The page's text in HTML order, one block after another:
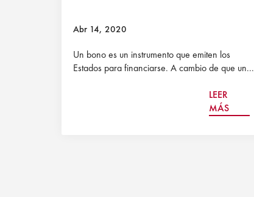
Abr 14, 2020
Un bono es un instrumento que emiten los
Estados para financiarse. A cambio de que un...
LEER
MÁS